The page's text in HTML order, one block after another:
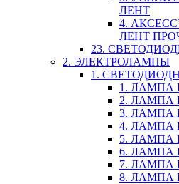
ЛЕНТ
4.
ЛЕНТ
23.
2. ЭЛЕКТРОЛАМПЫ
1.
1. ЛАМПА
2. ЛАМПА
3. ЛАМПА
4. ЛАМПА
5. ЛАМПА
6. ЛАМПА
7. ЛАМПА
8. ЛАМПА